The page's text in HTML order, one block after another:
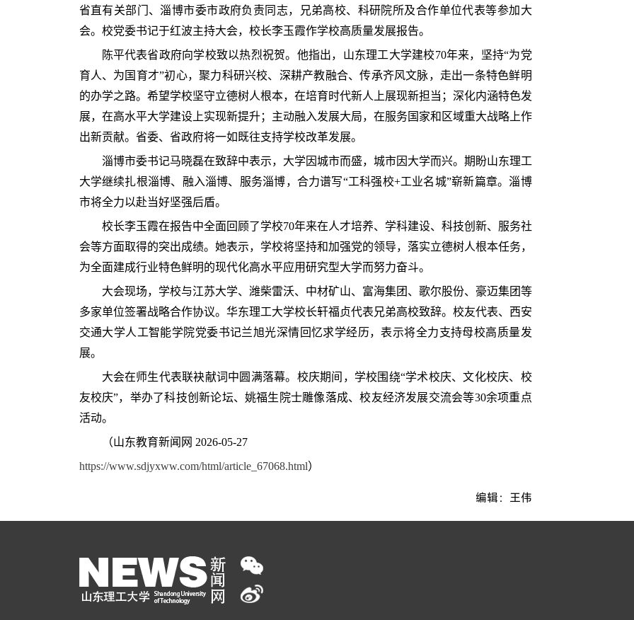
省直有关部门、淄博市委市政府负责同志，兄弟高校、科研院所及合作单位代表等参加大
会。校党委书记于红波主持大会，校长李玉霞作学校高质量发展报告。
陈平代表省政府向学校致以热烈祝贺。他指出，山东理工大学建校70年来，坚持“为党
育人、为国育才”初心，聚力科研兴校、深耕产教融合、传承齐风文脉，走出一条特色鲜明
的办学之路。希望学校坚守立德树人根本，在培育时代新人上展现新担当；深化内涵特色发
展，在高水平大学建设上实现新提升；主动融入发展大局，在服务国家和区域重大战略上作
出新贡献。省委、省政府将一如既往支持学校改革发展。
淄博市委书记马晓磊在致辞中表示，大学因城市而盛，城市因大学而兴。期盼山东理工
大学继续扎根淄博、融入淄博、服务淄博，合力谱写“工科强校+工业名城”崭新篇章。淄博
市将全力以赴当好坚强后盾。
校长李玉霞在报告中全面回顾了学校70年来在人才培养、学科建设、科技创新、服务社
会等方面取得的突出成绩。她表示，学校将坚持和加强党的领导，落实立德树人根本任务，
为全面建成行业特色鲜明的现代化高水平应用研究型大学而努力奋斗。
大会现场，学校与江苏大学、潍柴雷沃、中材矿山、富海集团、歌尔股份、豪迈集团等
多家单位签署战略合作协议。华东理工大学校长轩福贞代表兄弟高校致辞。校友代表、西安
交通大学人工智能学院党委书记兰旭光深情回忆求学经历，表示将全力支持母校高质量发
展。
大会在师生代表联袂献词中圆满落幕。校庆期间，学校围绕“学术校庆、文化校庆、校
友校庆”，举办了科技创新论坛、姚福生院士雕像落成、校友经济发展交流会等30余项重点
活动。
（山东教育新闻网 2026-05-27
https://www.sdjyxww.com/html/article_67068.html）
编辑：王伟